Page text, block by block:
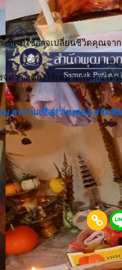
าะทิศที่ใช่อาจเปลี่ยนชีวิตคุณจ
ดวางเตียงให้เหมาะกับคุณได้
มู#ความเชื่อส่วนบุคคล #จัดห้